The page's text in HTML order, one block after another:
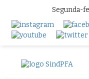
Segunda-